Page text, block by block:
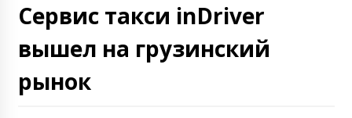
Сервис такси inDriver
вышел на грузинский
рынок